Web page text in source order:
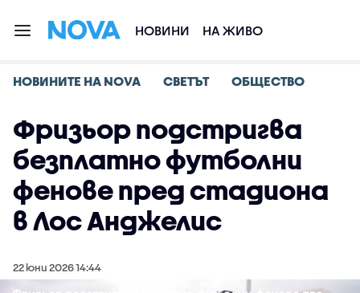
НОВИНИ НА ЖИВО
НОВИНИТЕ НА NOVA СВЕТЪТ ОБЩЕСТВО
Фризьор подстригва
безплатно футболни
фенове пред стадиона
в Лос Анджелис
22 юни 2026 14:44